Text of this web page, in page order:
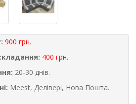
900 грн.
400 грн.
20-30 днів.
Meest, Делівері, Нова Пошта.